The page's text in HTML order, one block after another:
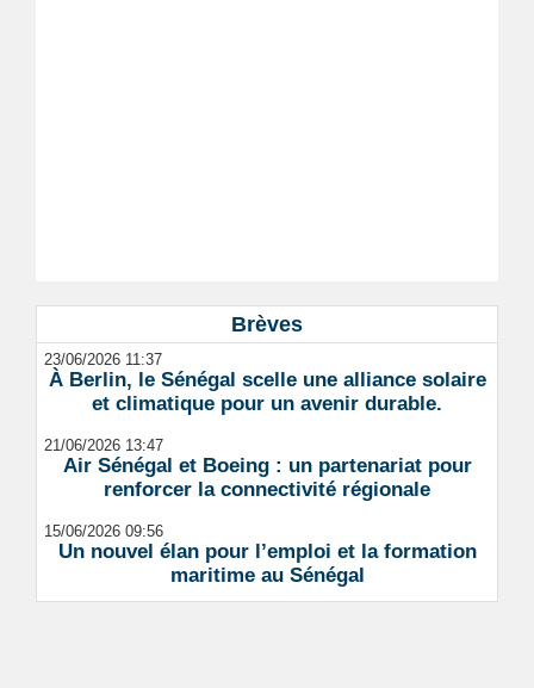
Brèves
23/06/2026 11:37
À Berlin, le Sénégal scelle une alliance solaire
et climatique pour un avenir durable.
21/06/2026 13:47
Air Sénégal et Boeing : un partenariat pour
renforcer la connectivité régionale
15/06/2026 09:56
Un nouvel élan pour l’emploi et la formation
maritime au Sénégal